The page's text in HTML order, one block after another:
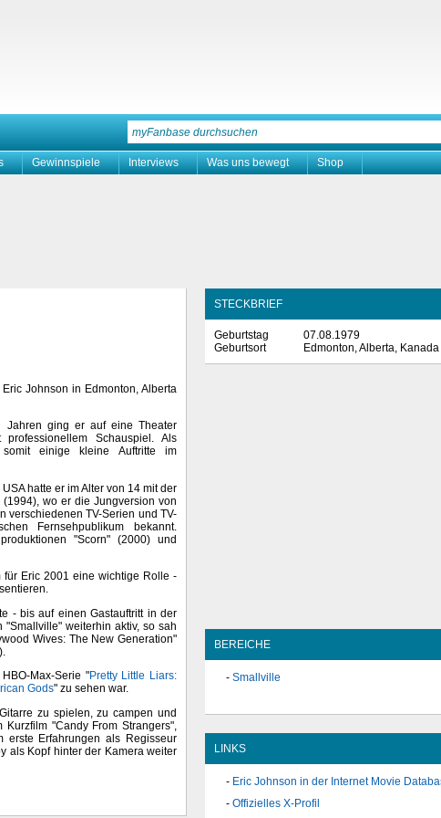
Gewinnspiele Interviews Was uns bewegt Shop
Johnson in Edmonton, Alberta
Jahren ging er auf eine Theater
Schauspiel. Als
einige kleine Auftritte im
hatte er im Alter von 14 mit der
wo er die Jungversion von
verschiedenen TV-Serien und TV-
Fernsehpublikum bekannt.
"Scorn" (2000) und
für Eric 2001 eine wichtige Rolle -
- bis auf einen Gastauftritt in der
weiterhin aktiv, so sah
Wives: The New Generation"
Max-Serie "Pretty Little Liars:
Gods" zu sehen war.
zu spielen, zu campen und
"Candy From Strangers",
erste Erfahrungen als Regisseur
als Kopf hinter der Kamera weiter
STECKBRIEF
Geburtstag
07.08.1979
Geburtsort
Edmonton, Alberta, Kanada
BEREICHE
Smallville
LINKS
Eric Johnson in der Internet Movie
Offizielles X-Profil